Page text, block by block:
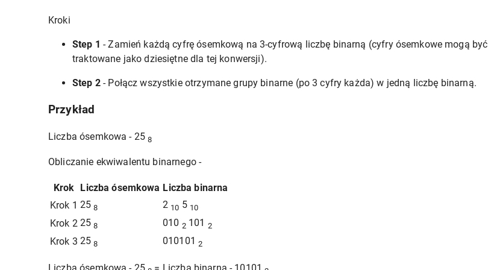
Kroki
Step 1 - Zamień każdą cyfrę ósemkową na 3-cyfrową liczbę binarną (cyfry ósemkowe mogą być
traktowane jako dziesiętne dla tej konwersji).
Step 2- Połącz wszystkie otrzymane grupy binarne (po 3 cyfry każda) w jedną liczbę binarną.
Przykład
Liczba ósemkowa - 25 8
Obliczanie ekwiwalentu binarnego -
Krok Liczba ósemkowa Liczba binarna
Krok 1 25 8 2 10 5 10
Krok 2 25 8 010 2101 2
Krok 3 25 8 0101012